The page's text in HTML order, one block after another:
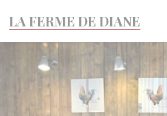
LA FERME DE DIANE